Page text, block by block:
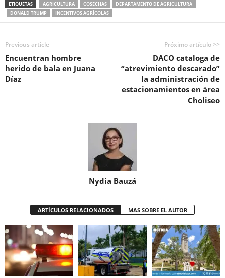
ETIQUETAS AGRICULTURA COSECHAS
DEPARTAMENTO DE AGRICULTURA
DONALD TRUMP
INCENTIVOS AGRÍCOLAS
Previous article
Encuentran hombre
herido de bala en Juana
Díaz
Próximo artículo >>
DACO cataloga de
“atrevimiento descarado”
la administración de
estacionamientos en área
Choliseo
Nydia Bauzá
ARTÍCULOS RELACIONADOS MAS SOBRE EL AUTOR